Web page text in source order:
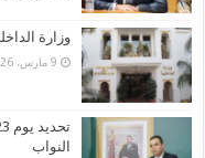
وزارة
9 مارس، 2026
النواب